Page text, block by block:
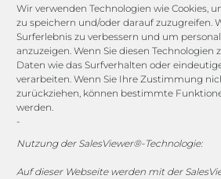
Wir verwenden Technologien wie Cookies,
zu speichern und/oder darauf zuzugreifen.
Surferlebnis zu verbessern und um
anzuzeigen. Wenn Sie diesen
Daten wie das Surfverhalten oder
verarbeiten. Wenn Sie Ihre Zustimmung
zurückziehen, können bestimmte
werden.
-
Nutzung der SalesViewer®-Technologie:
Auf dieser Webseite werden mit der
Channels
vertrieb@megasoft.de
+49 2173 265 06 0
Mo. - Do. 08:00 - 17:00 Uhr
Fr. 08:00 - 15:00 Uhr
Sponsoring